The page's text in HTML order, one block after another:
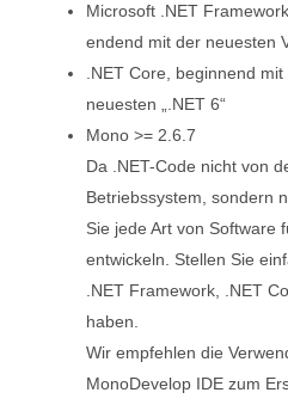
Microsoft .NET
endend mit der neuesten
.NET Core, beginnend
neuesten „.NET 6“
Mono >= 2.6.7
Da .NET-Code nicht von
Betriebssystem, sondern
Sie jede Art von Software
entwickeln. Stellen Sie
.NET Framework, .NET
haben.
Wir empfehlen die
MonoDevelop IDE zum